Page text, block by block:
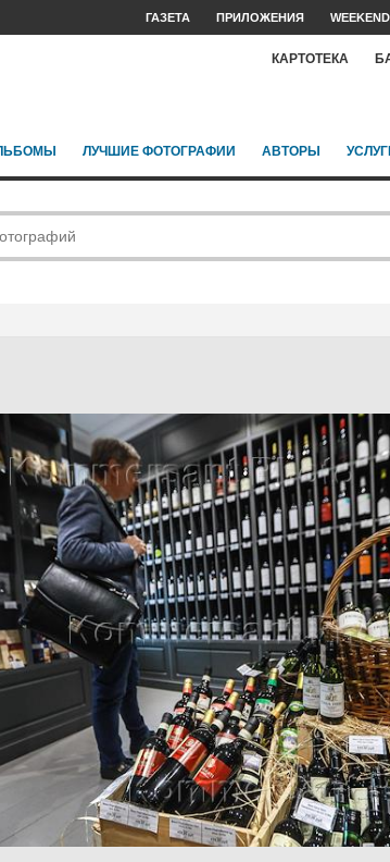
ГАЗЕТА ПРИЛОЖЕНИЯ WEEKEND
КАРТОТЕКА
ЛУЧШИЕ ФОТОГРАФИИ АВТОРЫ